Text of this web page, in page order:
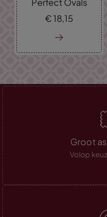
€18,15
Groot
Volop